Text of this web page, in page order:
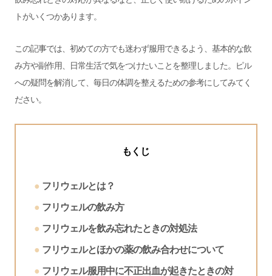
トがいくつかあります。
この記事では、初めての方でも迷わず服用できるよう、基本的な飲
み方や副作用、日常生活で気をつけたいことを整理しました。ピル
への疑問を解消して、毎日の体調を整えるための参考にしてみてく
ださい。
もくじ
フリウェルとは？
フリウェルの飲み方
フリウェルを飲み忘れたときの対処法
フリウェルとほかの薬の飲み合わせについて
フリウェル服用中に不正出血が起きたときの対